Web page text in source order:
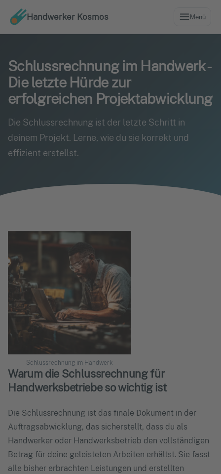
Handwerker Kosmos Menü
Schlussrechnung im Handwerk -
Die letzte Hürde zur
erfolgreichen Projektabwicklung
Die Schlussrechnung ist der letzte Schritt in
deinem Projekt. Lerne, wie du sie korrekt und
effizient erstellst.
Schlussrechnung im Handwerk
Warum die Schlussrechnung für
Handwerksbetriebe so wichtig ist
Die Schlussrechnung ist das finale Dokument in der
Auftragsabwicklung, das sicherstellt, dass du als
Handwerker oder Handwerksbetrieb den vollständigen
Betrag für deine geleisteten Arbeiten erhältst. Sie fasst
alle bisher erbrachten Leistungen und erstellten